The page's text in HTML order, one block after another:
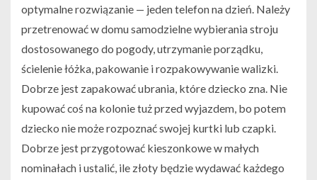
optymalne rozwiązanie — jeden telefon na dzień. Należy
przetrenować w domu samodzielne wybierania stroju
dostosowanego do pogody, utrzymanie porządku,
ścielenie łóżka, pakowanie i rozpakowywanie walizki.
Dobrze jest zapakować ubrania, które dziecko zna. Nie
kupować coś na kolonie tuż przed wyjazdem, bo potem
dziecko nie może rozpoznać swojej kurtki lub czapki.
Dobrze jest przygotować kieszonkowe w małych
nominałach i ustalić, ile złoty będzie wydawać każdego